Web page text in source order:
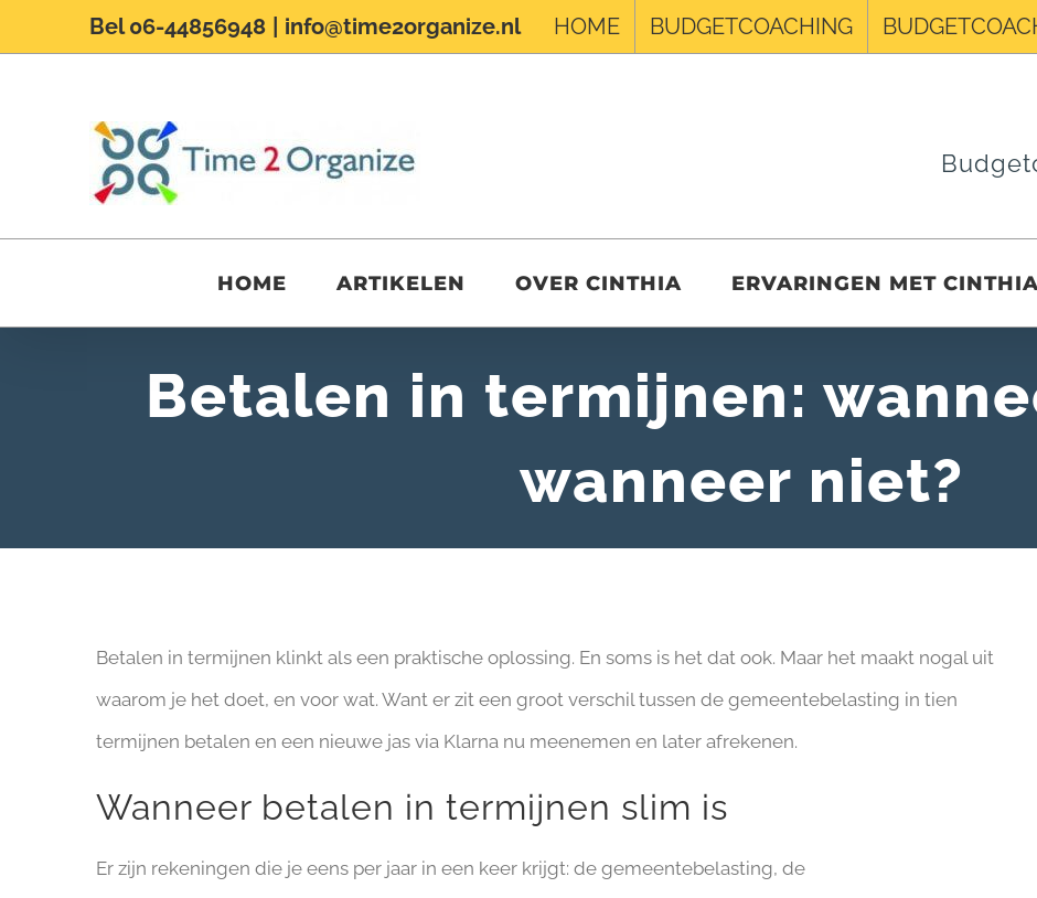
Bel 06-44856948 info@time2organize.nl HOME BUDGETCOACHING
HOME ARTIKELEN OVER CINTHIA ERVARINGEN MET
Betalen in termijnen:
wanneer niet?
Betalen in termijnen klinkt als een praktische oplossing. En soms is het dat ook. Maar het maakt nogal uit
waarom je het doet, en voor wat. Want er zit een groot verschil tussen de gemeentebelasting in tien
termijnen betalen en een nieuwe jas via Klarna nu meenemen en later afrekenen.
Wanneer betalen in termijnen slim is
Er zijn rekeningen die je eens per jaar in een keer krijgt: de gemeentebelasting, de